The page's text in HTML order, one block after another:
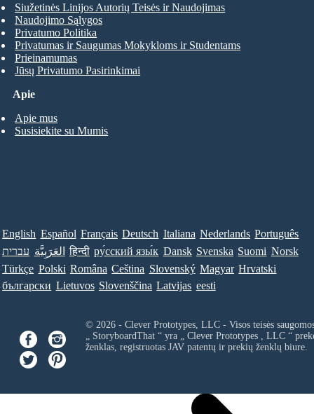
Apie
Apie mus
Susisiekite su Mumis
Siužetinės Linijos Autorių Teisės ir Naudojimas
Naudojimo Sąlygos
Privatumo Politika
Privatumas ir Saugumas Mokykloms ir Studentams
Prieinamumas
Jūsų Privatumo Pasirinkimai
English Español Français Deutsch Italiana Nederlands Português
עברית العَرَبِيَّة हिन्दी ру́сский язы́к Dansk Svenska Suomi Norsk
Türkçe Polski Româna Ceština Slovenský Magyar Hrvatski
български Lietuvos Slovenščina Latvijas eesti
© 2026 - Clever Prototypes, LLC - Visos teisės
„ StoryboardThat “ yra „ Clever Prototypes , LLC“
ženklas, registruotas JAV patentų ir prekių ženklų biure.